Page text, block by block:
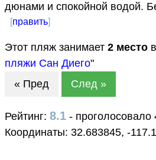
дюнами и спокойной водой.
[править]
Этот пляж занимает 2 место
пляжи Сан Диего"
« Пред
След »
Рейтинг: 8.1 - проголосовало
Координаты: 32.683845, -